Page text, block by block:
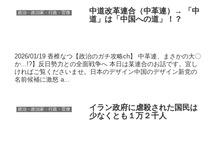
政治・政治家・行政・官僚
中道改革連合（中革連）→ 「中
道」は「中国への道」！？
2026/01/19 香椎なつ【政治のガチ攻略ch】 中革連、まさかの大〇
か...!?】反日勢力との全面戦争へ 本日は某連合のお話です。宜し
ければご覧くださいませ。日本のデザイン中国のデザイン新党の
名前候補に激怒 a...
政治・政治家・行政・官僚
イラン政府に虐殺された国民は
少なくとも１万２千人